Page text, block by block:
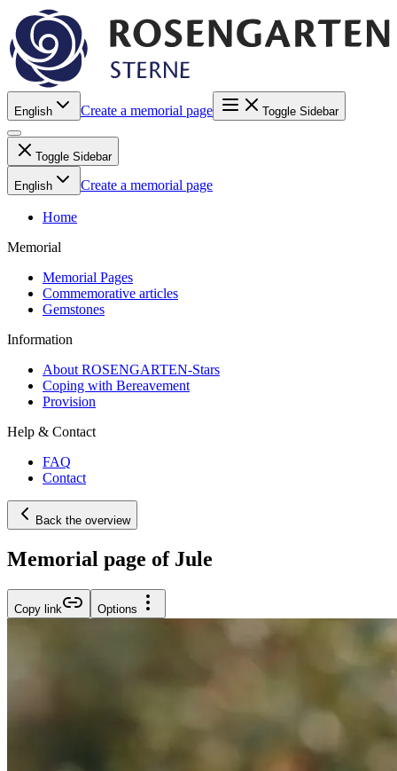
English Create a memorial page Toggle Sidebar
Toggle Sidebar
English Create a memorial page
Home
Memorial
Memorial Pages
Commemorative articles
Gemstones
Information
About ROSENGARTEN-Stars
Coping with Bereavement
Provision
Help & Contact
FAQ
Contact
Back the overview
Memorial page of Jule
Copy link Options